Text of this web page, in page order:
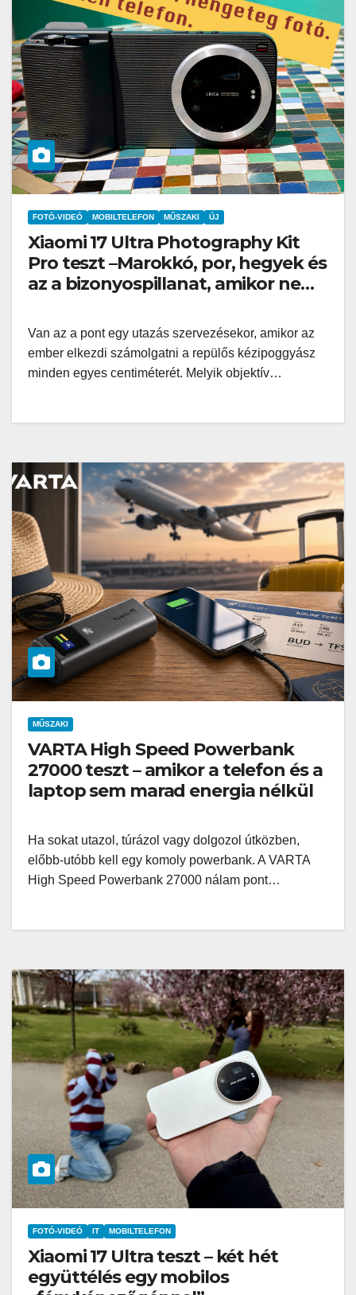
FOTÓ-VIDEÓ MOBILTELEFON MŰSZAKI ÚJ
Xiaomi 17 Ultra Photography Kit
Pro teszt –Marokkó, por, hegyek és
az a bizonyospillanat, amikor nem
Van az a pont egy utazás szervezésekor, amikor az
ember elkezdi számolgatni a repülős kézipoggyász
minden egyes centiméterét. Melyik objektív…
MŰSZAKI
VARTA High Speed Powerbank
27000 teszt – amikor a telefon és a
laptop sem marad energia nélkül
Ha sokat utazol, túrázol vagy dolgozol útközben,
előbb-utóbb kell egy komoly powerbank. A VARTA
High Speed Powerbank 27000 nálam pont…
FOTÓ-VIDEÓ IT MOBILTELEFON
Xiaomi 17 Ultra teszt – két hét
együttélés egy mobilos